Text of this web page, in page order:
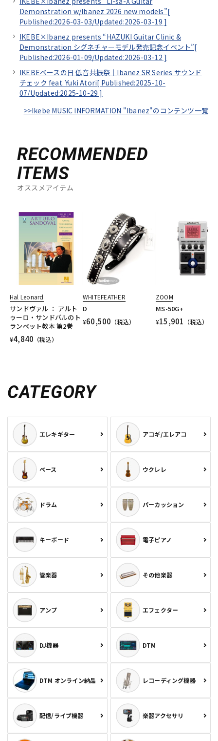
Demonstration w/Ibanez 2026 new models”[
Published:2026-03-03/Updated:2026-03-19 ]
IKEBE×Ibanez presents “HAZUKI Guitar Clinic &
Demonstration シグネチャーモデル発売記念イベント”[
Published:2026-01-09/Updated:2026-03-12 ]
IKEBEベースの日 低音共振祭｜Ibanez SR Series サウンド
チェック feat. Yuki Atori[ Published:2025-10-
07/Updated:2025-10-29 ]
>>Ikebe MUSIC INFORMATION "Ibanez"のコンテンツ一覧
RECOMMENDED
ITEMS
オススメアイテム
Hal Leonard
サンドヴァル ： アルト
ゥーロ・サンドバルのト
ランペット教本 第2巻
¥4,840 （税込）
WHITEFEATHER
D
¥60,500 （税込）
ZOOM
MS-50G+
¥15,901 （税込）
CATEGORY
エレキギター アコギ/エレアコ
ベース ウクレレ
ドラム パーカッション
キーボード 電子ピアノ
管楽器 その他楽器
アンプ エフェクター
DJ機器 DTM
DTM オンライン納品 レコーディング機器
配信/ライブ機器 楽器アクセサリ